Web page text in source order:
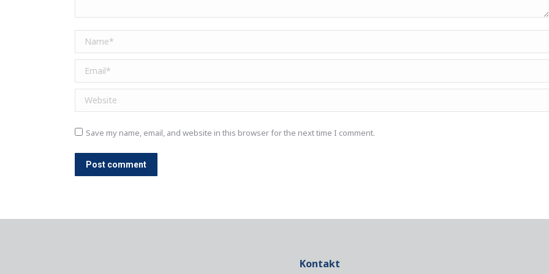
Name *
Email *
Website
Save my name, email, and website in this browser for the next time I comment.
Post comment
Kontakt